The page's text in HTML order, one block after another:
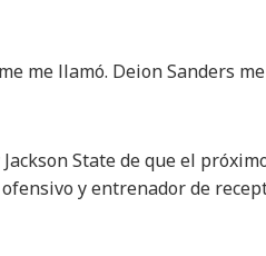
me llamó. Deion Sanders
State de que el
y entrenador de